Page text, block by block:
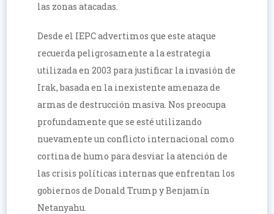
las zonas atacadas.
Desde el IEPC advertimos que este ataque
recuerda peligrosamente a la estrategia
utilizada en 2003 para justificar la invasión de
Irak, basada en la inexistente amenaza de
armas de destrucción masiva. Nos preocupa
profundamente que se esté utilizando
nuevamente un conflicto internacional como
cortina de humo para desviar la atención de
las crisis políticas internas que enfrentan los
gobiernos de Donald Trump y Benjamín
Netanyahu.